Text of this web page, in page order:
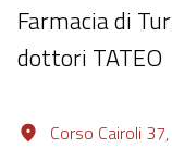
Farmacia di
dottori TATEO
Corso Cairoli